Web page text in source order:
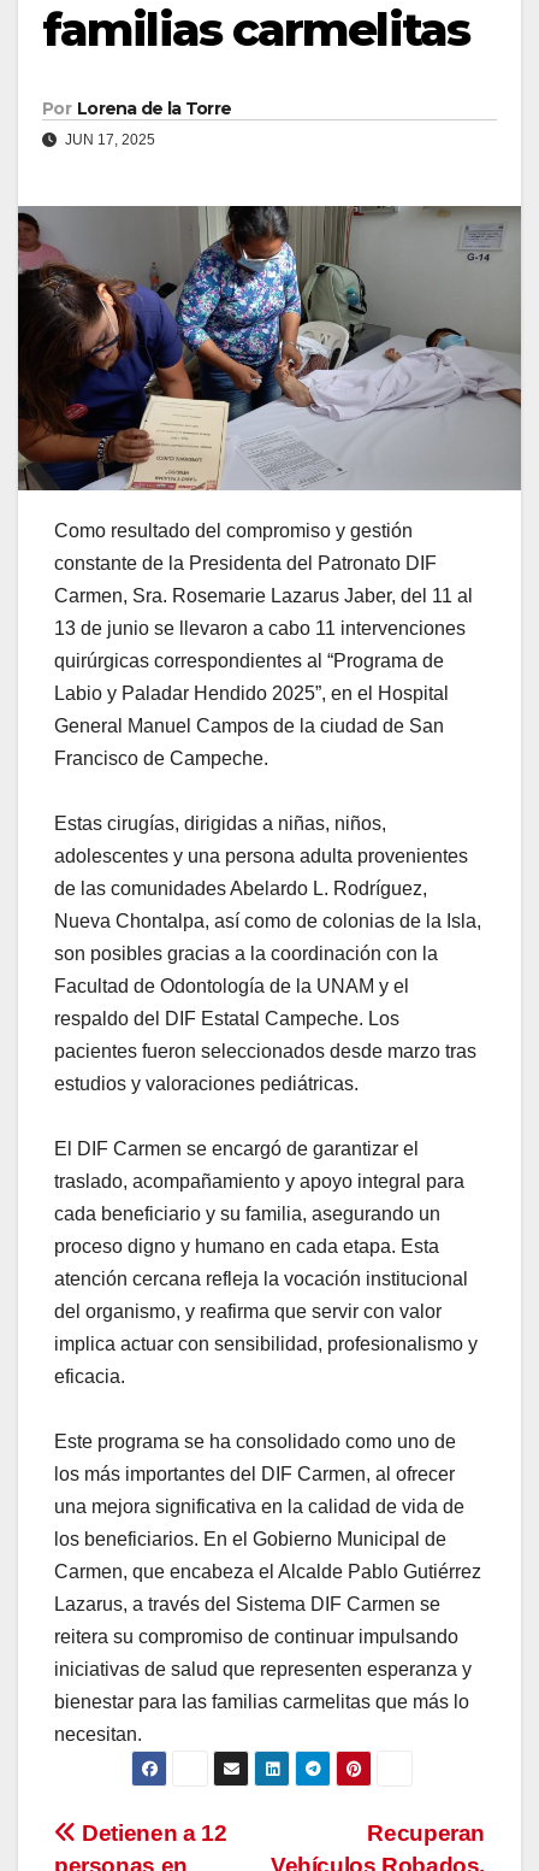
familias carmelitas
Por Lorena de la Torre
JUN 17, 2025
Como resultado del compromiso y gestión
constante de la Presidenta del Patronato DIF
Carmen, Sra. Rosemarie Lazarus Jaber, del 11 al
13 de junio se llevaron a cabo 11 intervenciones
quirúrgicas correspondientes al “Programa de
Labio y Paladar Hendido 2025”, en el Hospital
General Manuel Campos de la ciudad de San
Francisco de Campeche.
Estas cirugías, dirigidas a niñas, niños,
adolescentes y una persona adulta provenientes
de las comunidades Abelardo L. Rodríguez,
Nueva Chontalpa, así como de colonias de la Isla,
son posibles gracias a la coordinación con la
Facultad de Odontología de la UNAM y el
respaldo del DIF Estatal Campeche. Los
pacientes fueron seleccionados desde marzo tras
estudios y valoraciones pediátricas.
El DIF Carmen se encargó de garantizar el
traslado, acompañamiento y apoyo integral para
cada beneficiario y su familia, asegurando un
proceso digno y humano en cada etapa. Esta
atención cercana refleja la vocación institucional
del organismo, y reafirma que servir con valor
implica actuar con sensibilidad, profesionalismo y
eficacia.
Este programa se ha consolidado como uno de
los más importantes del DIF Carmen, al ofrecer
una mejora significativa en la calidad de vida de
los beneficiarios. En el Gobierno Municipal de
Carmen, que encabeza el Alcalde Pablo Gutiérrez
Lazarus, a través del Sistema DIF Carmen se
reitera su compromiso de continuar impulsando
iniciativas de salud que representen esperanza y
bienestar para las familias carmelitas que más lo
necesitan.
Navegación
Recuperan
Vehículos Robados,
Detienen a 12
personas en